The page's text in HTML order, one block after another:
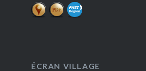
ÉCRAN VILLAGE